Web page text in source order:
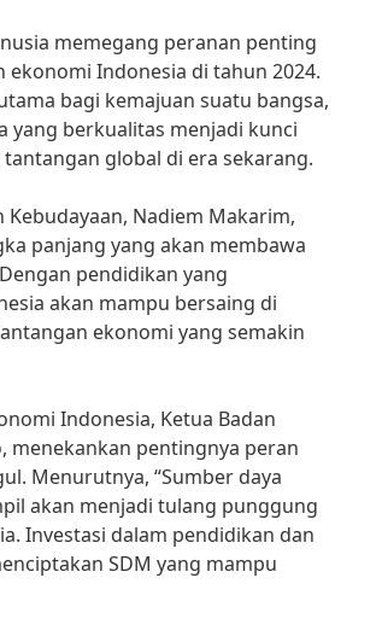
memegang peranan penting
Indonesia di tahun 2024.
bagi kemajuan suatu bangsa,
yang berkualitas menjadi kunci
global di era sekarang.
Nadiem Makarim,
panjang yang akan membawa
pendidikan yang
akan mampu bersaing di
ekonomi yang semakin
Indonesia, Ketua Badan
menekankan pentingnya peran
Menurutnya, “Sumber daya
akan menjadi tulang punggung
Investasi dalam pendidikan dan
SDM yang mampu